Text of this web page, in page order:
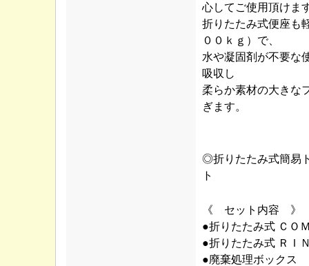
心してご使用頂けま
折りたたみ式便座も
００ｋｇ）で、
水や凝固剤が不要な
吸収し
柔らか素材の大きな
ぎます。
◎折りたたみ式簡
ト
《 セット内容 》
●折りたたみ式 ＣＯ
●折りたたみ式 Ｒ
●廃棄処理